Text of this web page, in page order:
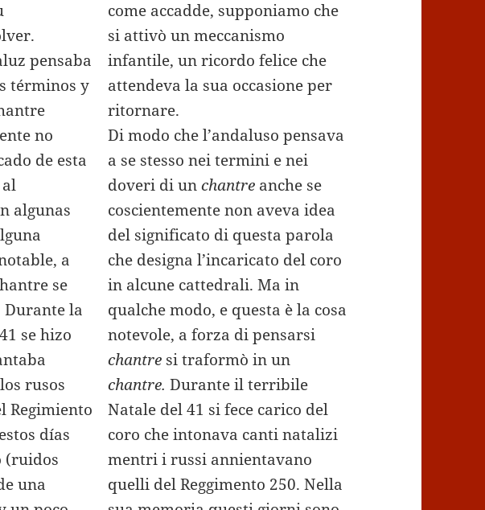
pensaba
términos y
no
de esta
algunas
a
se
la
se hizo
rusos
Regimiento
días
(ruidos
una
come accadde, supponiamo che
si attivò un meccanismo
infantile, un ricordo felice che
attendeva la sua occasione per
ritornare.
Di modo che l’andaluso pensava
a se stesso nei termini e nei
doveri di unchantre anche se
coscientemente non aveva idea
del significato di questa parola
che designa l’incaricato del coro
in alcune cattedrali. Ma in
qualche modo, e questa è la cosa
notevole, a forza di pensarsi
chantre si traformò in un
chantre. Durante il terribile
Natale del 41 si fece carico del
coro che intonava canti natalizi
mentri i russi annientavano
quelli del Reggimento 250. Nella